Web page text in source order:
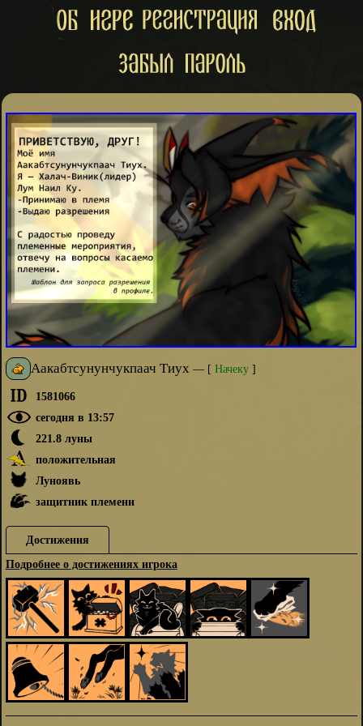
Аакабтсунунчукпаач Тиух — [ Начеку]
1581066
сегодня в 13:57
221.8 луны
положительная
Луноявь
защитник племени
Достижения
Подробнее о достижениях игрока